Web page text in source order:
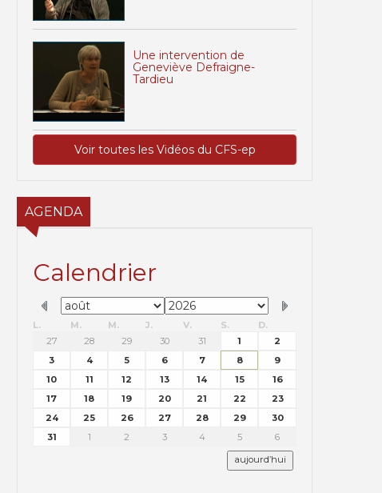
Une intervention de
Geneviève Defraigne-
Tardieu
Voir toutes les Vidéos du CFS-ep
AGENDA
Calendrier
L. M. M. J. V. S.
D.
27
28 29 30 31 1
2
3
4 5 6 7 8
9
10
11 12 13 14 15
16
17
18 19 20 21 22
23
24
25 26 27 28 29
30
31
1 2 3 4 5 6
aujourd’hui